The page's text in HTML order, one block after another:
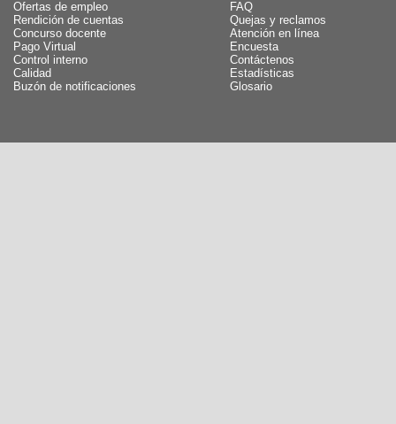
Ofertas de empleo
Rendición de cuentas
Concurso docente
Pago Virtual
Control interno
Calidad
Buzón de notificaciones
FAQ
Quejas y reclamos
Atención en línea
Encuesta
Contáctenos
Estadísticas
Glosario